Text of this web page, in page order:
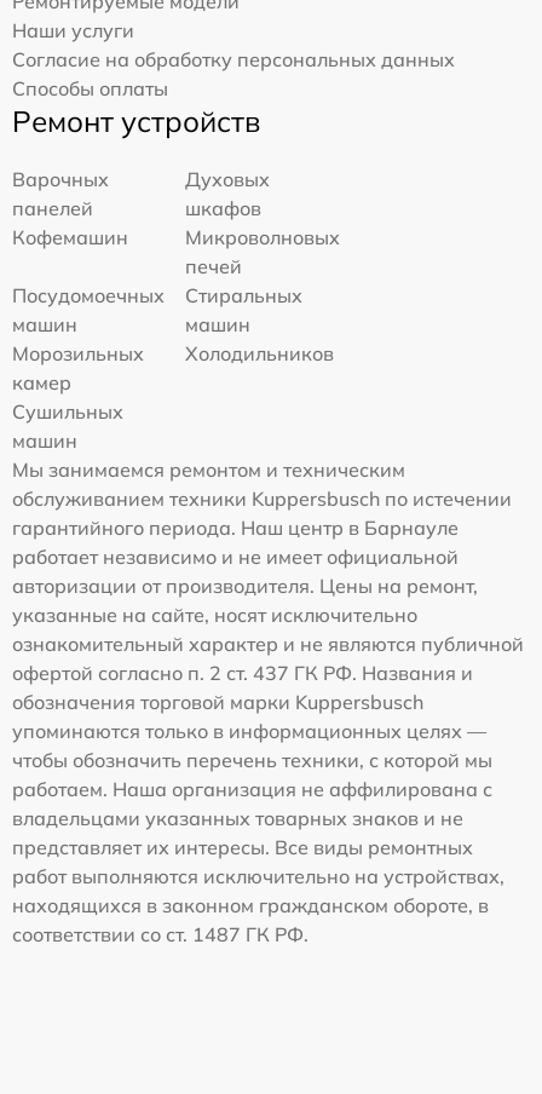
Наши услуги
Согласие на обработку персональных данных
Способы оплаты
Ремонт устройств
Варочных
панелей
Духовых
шкафов
Кофемашин
Микроволновых
печей
Посудомоечных
машин
Стиральных
машин
Морозильных
камер
Холодильников
Сушильных
машин
Мы занимаемся ремонтом и техническим
обслуживанием техники Kuppersbusch по истечении
гарантийного периода. Наш центр в Барнауле
работает независимо и не имеет официальной
авторизации от производителя. Цены на ремонт,
указанные на сайте, носят исключительно
ознакомительный характер и не являются публичной
офертой согласно п. 2 ст. 437 ГК РФ. Названия и
обозначения торговой марки Kuppersbusch
упоминаются только в информационных целях —
чтобы обозначить перечень техники, с которой мы
работаем. Наша организация не аффилирована с
владельцами указанных товарных знаков и не
представляет их интересы. Все виды ремонтных
работ выполняются исключительно на устройствах,
находящихся в законном гражданском обороте, в
соответствии со ст. 1487 ГК РФ.